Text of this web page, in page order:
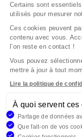
l’adresse La
Par courrier à
l’Assurance TSA
par email à
assurance.org
La saisine du
mais ne peut
adressé une
Garantme, société
Code des
Certains sont
utilisés pour mesurer
Ces cookies peuvent
contenu avec vous.
l’on reste en contact !
Vous pouvez
mettre à jour à tout
Lire la politique de
À quoi servent ces
Partage de données
Que fait-on de vos